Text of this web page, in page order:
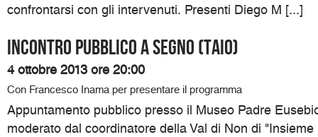
confrontarsi con gli intervenuti. Presenti Diego M [...]
Incontro pubblico a Segno (Taio)
4 ottobre 2013 ore 20:00
Con Francesco Inama per presentare il programma
Appuntamento pubblico presso il Museo Padre
moderato dal coordinatore della Val di Non di